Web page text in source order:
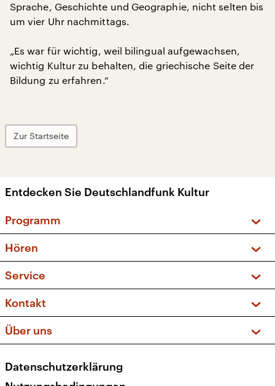
Sprache, Geschichte und Geographie, nicht selten bis
um vier Uhr nachmittags.
„Es war für wichtig, weil bilingual aufgewachsen,
wichtig Kultur zu behalten, die griechische Seite der
Bildung zu erfahren.“
Zur Startseite
Entdecken Sie Deutschlandfunk Kultur
Programm
Sendungen und Podcasts
Musikliste
Kakadu – Das Kinderprogramm
Hören
Frequenzen (UKW + DAB+)
Service
FAQ
Apps
Newsletter
Veranstaltungen
Kontakt
Social Media
Über uns
Presse
Datenschutzerklärung